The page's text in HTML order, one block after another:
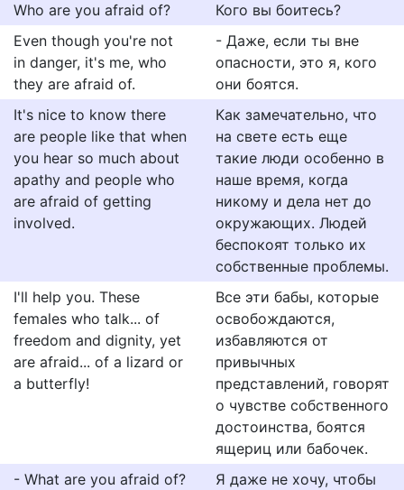
Who are you afraid of?
Кого вы боитесь?
Even though you're not
in danger, it's me, who
they are afraid of.
- Даже, если ты вне
опасности, это я, кого
они боятся.
It's nice to know there
are people like that when
you hear so much about
apathy and people who
are afraid of getting
involved.
Как замечательно, что
на свете есть еще
такие люди особенно в
наше время, когда
никому и дела нет до
окружающих. Людей
беспокоят только их
собственные проблемы.
I'll help you. These
females who talk... of
freedom and dignity, yet
are afraid... of a lizard or
a butterfly!
Все эти бабы, которые
освобождаются,
избавляются от
привычных
представлений, говорят
о чувстве собственного
достоинства, боятся
ящериц или бабочек.
- What are you afraid of?
Я даже не хочу, чтобы